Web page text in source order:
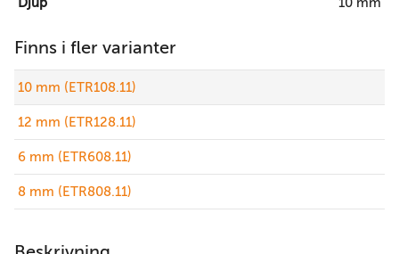
Djup 10 mm
Finns i fler varianter
10 mm (ETR108.11)
12 mm (ETR128.11)
6 mm (ETR608.11)
8 mm (ETR808.11)